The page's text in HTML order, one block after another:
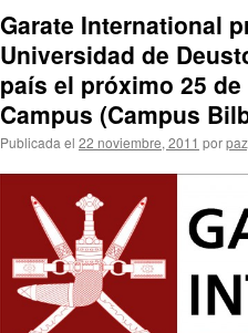
Garate International
Universidad de
país el próximo 25
Campus (Campus
Publicada el 22 noviembre, 2011 por